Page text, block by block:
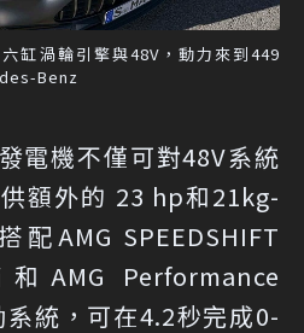
缸渦輪引擎與48V，動力來到449
Benz
電機不僅可對48V系統
額外的 23 hp和21kg-
AMG SPEEDSHIFT
AMG Performance
統，可在4.2秒完成0-